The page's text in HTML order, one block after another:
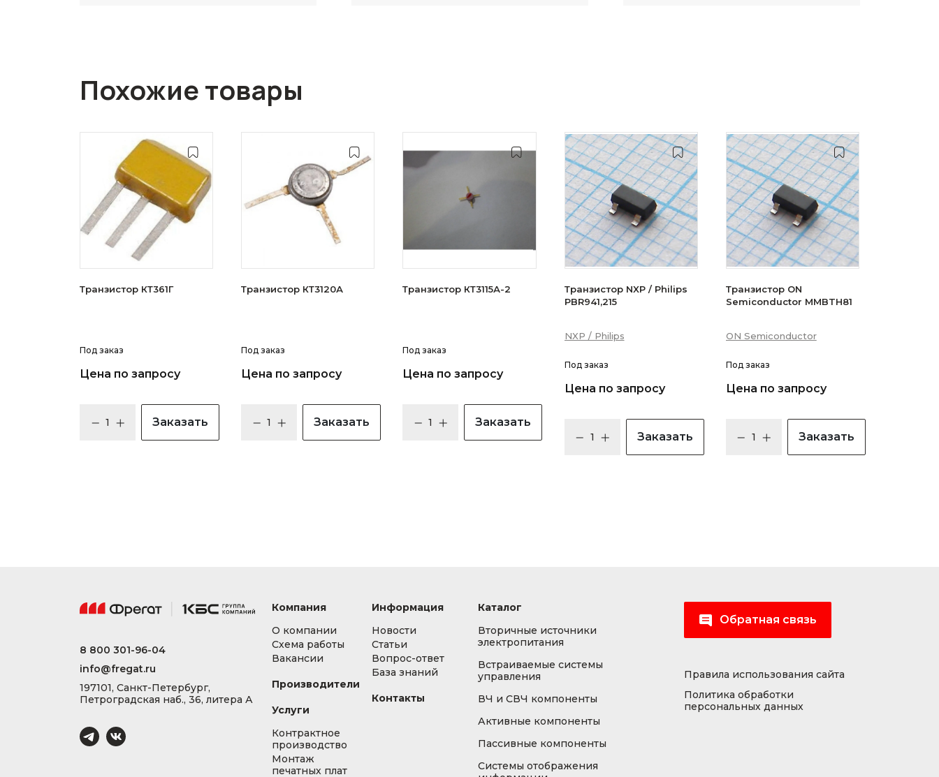
Похожие товары
Транзистор КТ361Г
Под заказ
Цена по запросу
Заказать
Транзистор КТ3120А
Под заказ
Цена по запросу
Заказать
Транзистор КТ3115А-2
Под заказ
Цена по запросу
Заказать
Транзистор NXP / Philips
PBR941,215
NXP / Philips
Под заказ
Цена по запросу
Заказать
Транзистор ON
Semiconductor MMBTH81
ON Semiconductor
Под заказ
Цена по запросу
Заказать
8 800 301-96-04
info@fregat.ru
197101, Санкт-Петербург,
Петроградская наб., 36, литера А
Компания
О компании
Схема работы
Вакансии
Производители
Услуги
Контрактное
производство
Монтаж
печатных плат
Информация
Новости
Статьи
Вопрос-ответ
База знаний
Контакты
Каталог
Вторичные источники
электропитания
Встраиваемые системы
управления
ВЧ и СВЧ компоненты
Активные компоненты
Пассивные компоненты
Системы отображения
Обратная связь
Правила использования сайта
Политика обработки
персональных данных